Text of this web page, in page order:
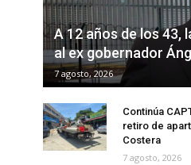
A 12 años de los 43,
al ex gobernador
7 agosto, 2026
Continúa
retiro de
Costera
7 agosto, 2026